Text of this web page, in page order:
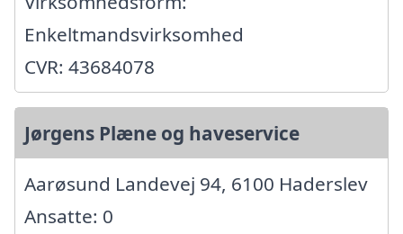
Enkeltmandsvirksomhed
CVR: 43684078
Jørgens Plæne og haveservice
Aarøsund Landevej 94, 6100 Haderslev
Ansatte: 0